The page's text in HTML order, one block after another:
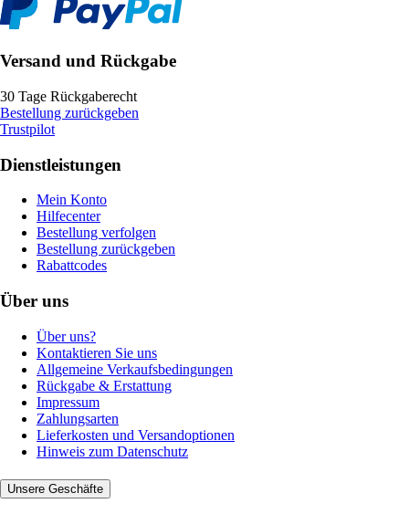
Versand und Rückgabe
30 Tage Rückgaberecht
Bestellung zurückgeben
Trustpilot
Dienstleistungen
Mein Konto
Hilfecenter
Bestellung verfolgen
Bestellung zurückgeben
Rabattcodes
Über uns
Über uns?
Kontaktieren Sie uns
Allgemeine Verkaufsbedingungen
Rückgabe & Erstattung
Impressum
Zahlungsarten
Lieferkosten und Versandoptionen
Hinweis zum Datenschutz
Unsere Geschäfte